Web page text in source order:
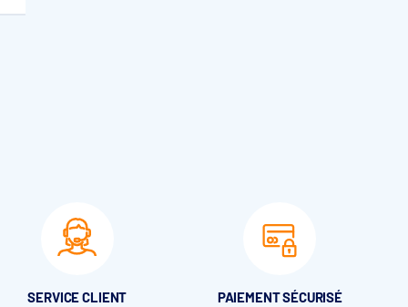
SERVICE CLIENT PAIEMENT SÉCURISÉ